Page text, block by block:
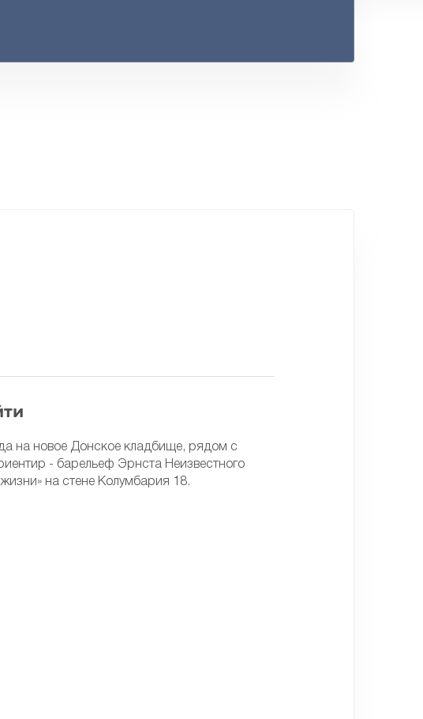
на новое Донское кладбище, рядом с
- барельеф Эрнста Неизвестного
на стене Колумбария 18.